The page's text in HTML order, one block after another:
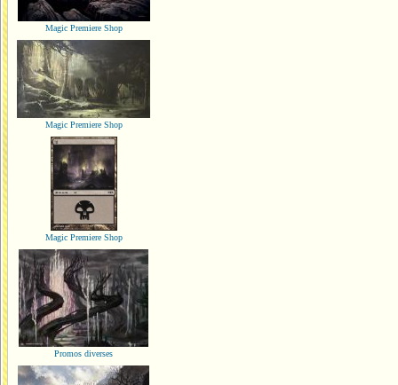
Magic Premiere Shop
Magic Premiere Shop
Magic Premiere Shop
Promos diverses